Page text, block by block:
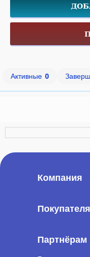
Активные 0
Компания
Партнёрам